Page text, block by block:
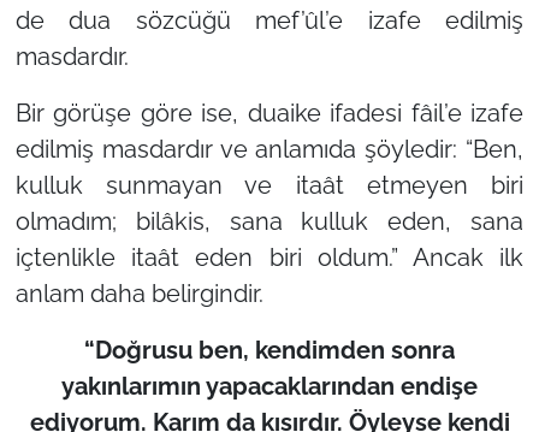
dedua sözcüğü mef’ûl’e izafe edilmiş
masdardır.
Bir görüşe göre ise, duaike ifadesi fâil’e izafe
edilmiş masdardır ve anlamıda şöyledir: “Ben,
kulluk sunmayan ve itaât etmeyen biri
olmadım; bilâkis, sana kulluk eden, sana
içtenlikle itaât eden biri oldum.” Ancak ilk
anlam daha belirgindir.
“Doğrusu ben, kendimden sonra
yakınlarımın yapacaklarından endişe
ediyorum. Karım da kısırdır. Öyleyse kendi